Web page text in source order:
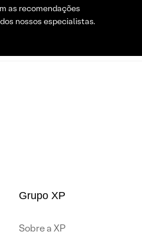
as recomendações
nossos especialistas.
Grupo XP
Sobre a XP